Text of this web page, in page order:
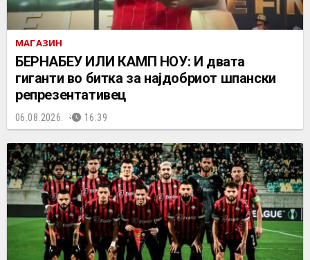
МАГАЗИН
БЕРНАБЕУ ИЛИ КАМП НОУ: И двата
гиганти во битка за најдобриот шпански
репрезентативец
06.08.2026. 16:39